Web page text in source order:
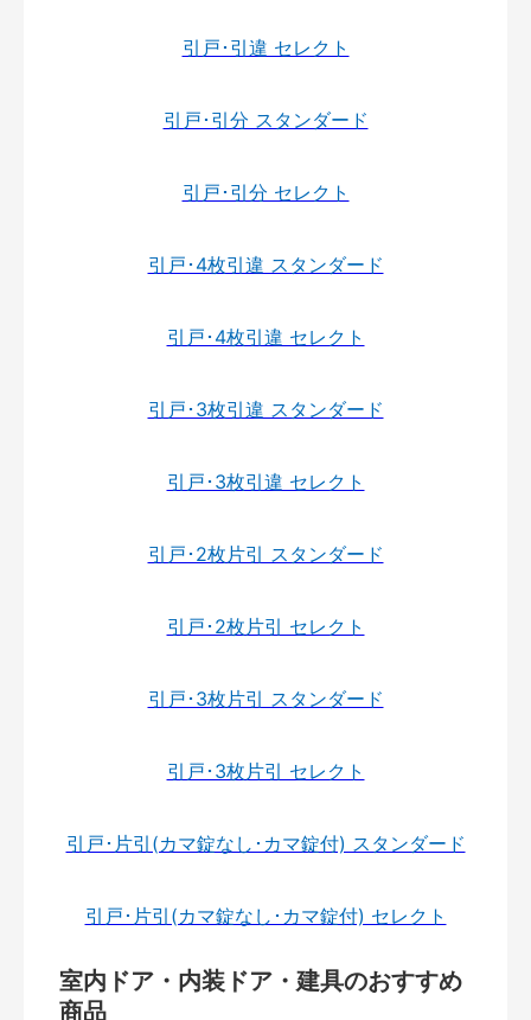
引戸･引違 セレクト
引戸･引分 スタンダード
引戸･引分 セレクト
引戸･4枚引違 スタンダード
引戸･4枚引違 セレクト
引戸･3枚引違 スタンダード
引戸･3枚引違 セレクト
引戸･2枚片引 スタンダード
引戸･2枚片引 セレクト
引戸･3枚片引 スタンダード
引戸･3枚片引 セレクト
引戸･片引(カマ錠なし･カマ錠付) スタンダード
引戸･片引(カマ錠なし･カマ錠付) セレクト
室内ドア・内装ドア・建具のおすすめ
商品